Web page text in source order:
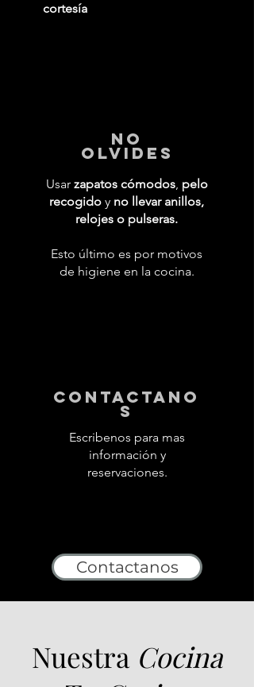
cortesía
No
Olvides
Usar zapatos cómodos, pelo
recogido y no llevar anillos,
relojes o pulseras.
Esto último es por motivos
de higiene en la cocina.
contactano
s
Escribenos para mas
información y
reservaciones.
Contactanos
Nuestra Cocina